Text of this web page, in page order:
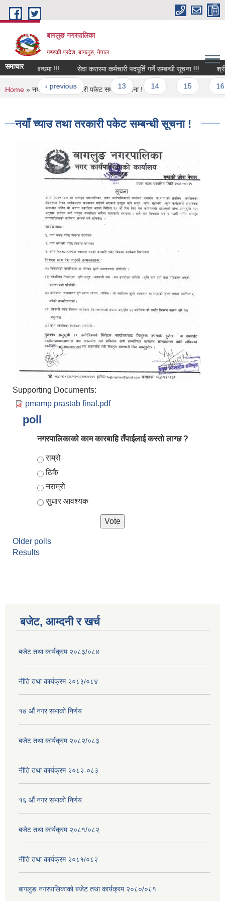
Skip to main content
बागलुङ नगरपालिका
गण्डकी प्रदेश, बागलुङ, नेपाल
समाचारसम्बन्धमा !!! सेवा करारमा कर्मचारी पदपूर्ति गर्ने सम्बन्धी सूचना !!! श्री
‹ previous … 13 14
You are here
Home » नयाँ च्याउ तथा तरकारी पकेट सम्बन्धी सूचना !
नयाँ च्याउ तथा तरकारी पकेट सम्बन्धी सूचना !
Supporting Documents:
pmamp prastab final.pdf
poll
नगरपालिकाको काम कारबाहि तँपाईलाई कस्तो लाग्छ ?
Choices
राम्रो
ठिकै
नराम्रो
सुधार आवश्यक
Older polls
Results
बजेट, आम्दनी र खर्च
बजेट तथा कार्यक्रम २०८३/०८४
नीति तथा कार्यक्रम २०८३/०८४
१७ ‌‍औं नगर सभाकाे निर्णय
बजेट तथा कार्यक्रम २०८२/०८३
नीति तथा कार्यक्रम २०८२-०८३
१६ ‌औं नगर सभाकाे निर्णय
बजेट तथा कार्यक्रम २०८१/०८२
नीति तथा कार्यक्रम २०८१/०८२
बागलुङ नगरपालिकाको बजेट तथा कार्यक्रम २०८०/०८१